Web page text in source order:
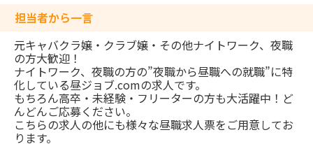
担当者から一言
元キャバクラ嬢・クラブ嬢・その他ナイトワーク、夜職
の方大歓迎！
ナイトワーク、夜職の方の”夜職から昼職への就職”に特
化している昼ジョブ.comの求人です。
もちろん高卒・未経験・フリーターの方も大活躍中！ど
んどんご応募ください。
こちらの求人の他にも様々な昼職求人票をご用意してお
ります。